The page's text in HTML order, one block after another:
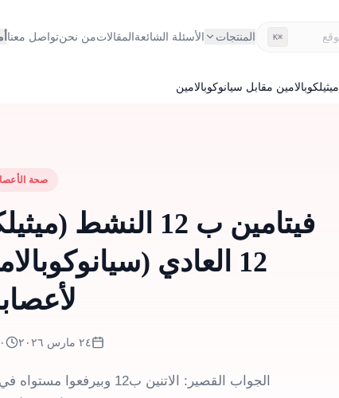
⌘K المنتجات الأسئلة الشائعةالمقالاتمن نحنتواصل معنا
ميثيلكوبالامين مقابل سيانوكوبالامين
صحة
فيتامين ب 12
12 العادي
٢٤ مارس ٢٠٢٦ ١٠
الجواب القصير: الاتنين